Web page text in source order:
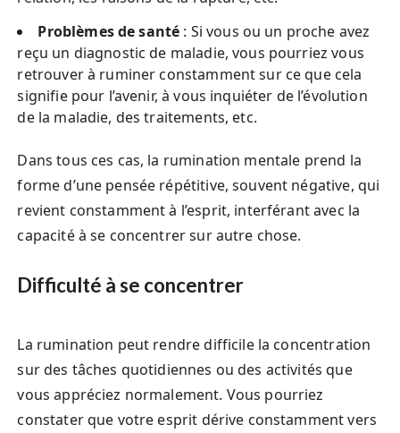
Problèmes de santé : Si vous ou un proche avez
reçu un diagnostic de maladie, vous pourriez vous
retrouver à ruminer constamment sur ce que cela
signifie pour l’avenir, à vous inquiéter de l’évolution
de la maladie, des traitements, etc.
Dans tous ces cas, la rumination mentale prend la
forme d’une pensée répétitive, souvent négative, qui
revient constamment à l’esprit, interférant avec la
capacité à se concentrer sur autre chose.
Difficulté à se concentrer
La rumination peut rendre difficile la concentration
sur des tâches quotidiennes ou des activités que
vous appréciez normalement. Vous pourriez
constater que votre esprit dérive constamment vers